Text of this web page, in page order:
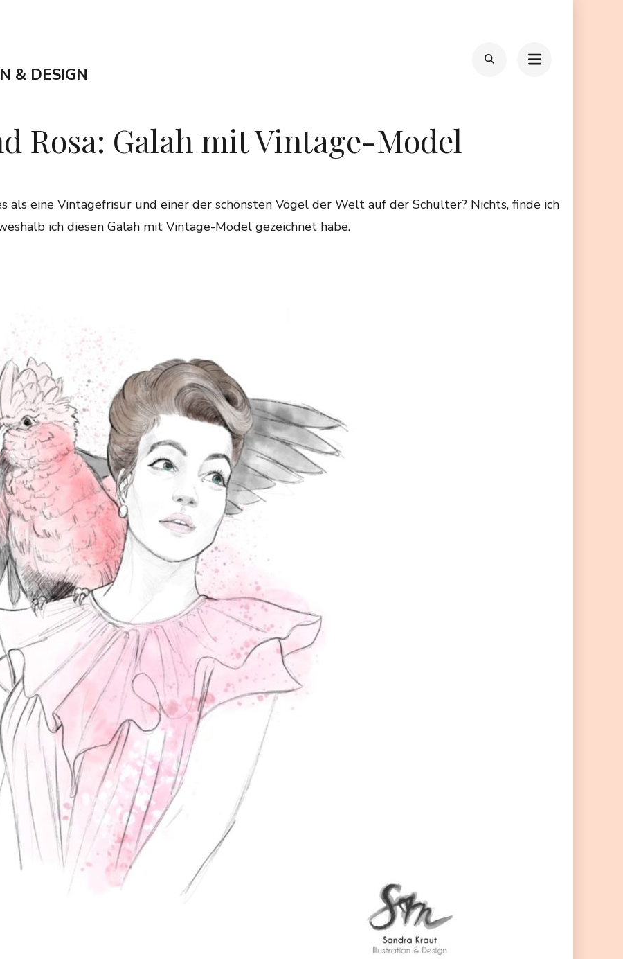
& DESIGN
Rosa: Galah mit Vintage-Model
als eine Vintagefrisur und einer der schönsten Vögel der Welt auf der Schulter? Nichts, finde ich
ich diesen Galah mit Vintage-Model gezeichnet habe.